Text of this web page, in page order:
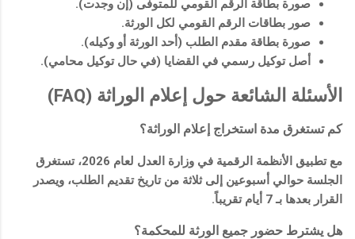
صورة بطاقة الرقم القومي للمتوفى (إن وجدت).
صور بطاقات الرقم القومي لكل الورثة.
صورة بطاقة مقدم الطلب (أحد الورثة أو وكيله).
أصل توكيل رسمي في القضايا (في حال توكيل محامي).
الأسئلة الشائعة حول إعلام الوراثة (FAQ)
كم تستغرق مدة استخراج إعلام الوراثة؟
مع تطبيق الأنظمة الرقمية في وزارة العدل لعام 2026، تستغرق
الجلسة حوالي أسبوعين إلى ثلاثة من تاريخ تقديم الطلب، ويصدر
القرار بعدها بـ 7 أيام تقريباً.
هل يشترط حضور جميع الورثة للمحكمة؟